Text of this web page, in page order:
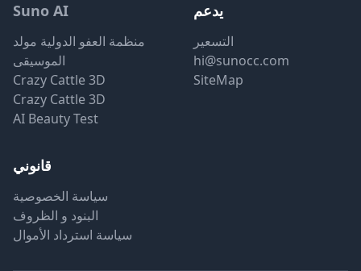
Suno AI
منظمة العفو الدولية مولد
الموسيقى
Crazy Cattle 3D
Crazy Cattle 3D
AI Beauty Test
يدعم
التسعير
hi@sunocc.com
SiteMap
قانوني
سياسة الخصوصية
البنود و الظروف
سياسة استرداد الأموال